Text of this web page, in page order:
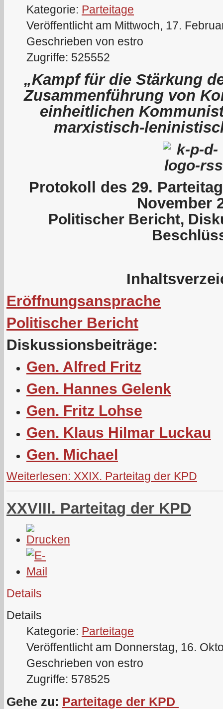
Kategorie: Parteitage
Veröffentlicht am Mittwoch, 17.
Geschrieben von estro
Zugriffe: 525552
„Kampf für die Stärkung
Zusammenführung von
einheitlichen
marxistisch-
Protokoll des 29.
November
Politischer Bericht,
Eröffnungsansprache
Politischer Bericht
Diskussionsbeiträge:
Gen. Alfred Fritz
Gen. Hannes Gelenk
Gen. Fritz Lohse
Gen. Klaus Hilmar Luckau
Gen. Michael
Weiterlesen: XXIX. Parteitag der KPD
XXVIII. Parteitag der KPD
Details
Details
Kategorie: Parteitage
Veröffentlicht am Donnerstag, 16.
Geschrieben von estro
Zugriffe: 578525
Gehe zu: Parteitage der KPD